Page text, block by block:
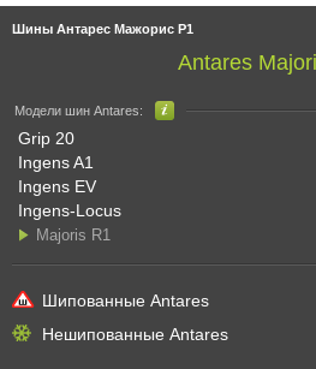
Шины Антарес Мажорис Р1
Antares
Модели шин Antares:
Grip 20
Ingens A1
Ingens EV
Ingens-Locus
Majoris R1
Шипованные Antares
Нешипованные Antares